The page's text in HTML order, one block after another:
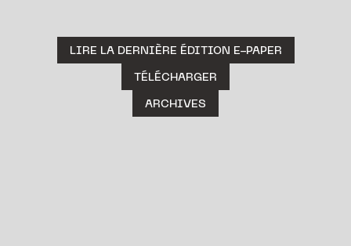
LIRE LA DERNIÈRE ÉDITION E-PAPER
TÉLÉCHARGER
ARCHIVES